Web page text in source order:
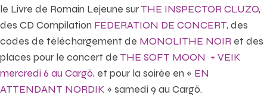
le Livre de Romain Lejeune surTHE INSPECTOR CLUZO,
des CD Compilation FEDERATION DE CONCERT, des
codes de téléchargement de MONOLITHE NOIR et des
places pour le concert de THE SOFT MOON + VEIK
mercredi 6 au Cargö, et pour la soirée en « EN
ATTENDANT NORDIK » samedi 9 au Cargö.